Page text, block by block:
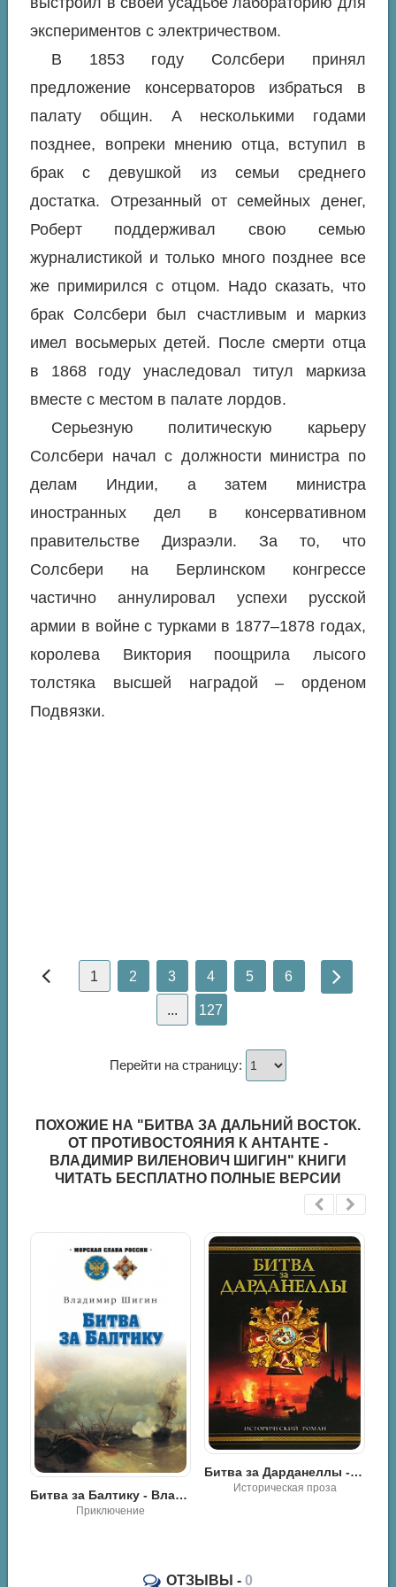
экспериментов с электричеством.
В 1853 году Солсбери принял
предложение консерваторов избраться в
палату общин. А несколькими годами
позднее, вопреки мнению отца, вступил в
брак с девушкой из семьи среднего
достатка. Отрезанный от семейных денег,
Роберт поддерживал свою семью
журналистикой и только много позднее все
же примирился с отцом. Надо сказать, что
брак Солсбери был счастливым и маркиз
имел восьмерых детей. После смерти отца
в 1868 году унаследовал титул маркиза
вместе с местом в палате лордов.
Серьезную политическую карьеру
Солсбери начал с должности министра по
делам Индии, а затем министра
иностранных дел в консервативном
правительстве Дизраэли. За то, что
Солсбери на Берлинском конгрессе
частично аннулировал успехи русской
армии в войне с турками в 1877–1878 годах,
королева Виктория поощрила лысого
толстяка высшей наградой – орденом
Подвязки.
1 2 3 4 5 6
... 127
Перейти на страницу:
ПОХОЖИЕ НА "БИТВА ЗА ДАЛЬНИЙ ВОСТОК.
ОТ ПРОТИВОСТОЯНИЯ К АНТАНТЕ -
ВЛАДИМИР ВИЛЕНОВИЧ ШИГИН" КНИГИ
ЧИТАТЬ БЕСПЛАТНО ПОЛНЫЕ ВЕРСИИ
Битва за Дарданеллы - Владимир Шигин Калиакрия - Владимир Виленович Шигин
ОТЗЫВЫ - 0